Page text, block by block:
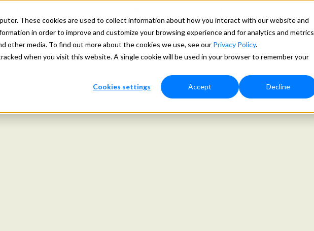
These cookies are used to collect information about how you interact with our website and
in order to improve and customize your browsing experience and for analytics and metrics
other media. To find out more about the cookies we use, see our Privacy Policy.
when you visit this website. A single cookie will be used in your browser to remember your
Cookies settings Accept Decline
Dienstleistungen Preise Support Mehr